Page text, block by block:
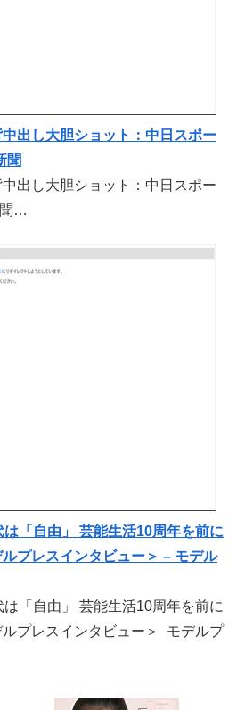
中出し大胆ショット：中日スポー
聞
中出し大胆ショット：中日スポー
…
「自由」 芸能生活10周年を前に
プレスインタビュー＞ – モデル
「自由」 芸能生活10周年を前に
プレスインタビュー＞ モデルプ